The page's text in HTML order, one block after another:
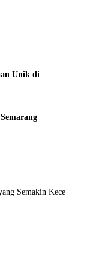
Unik di
Semakin Kece